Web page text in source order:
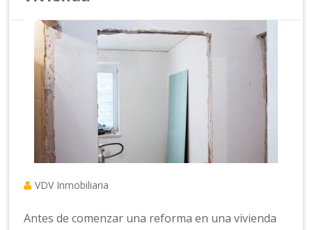
VDV Inmobiliaria
Antes de comenzar una reforma en una vivienda